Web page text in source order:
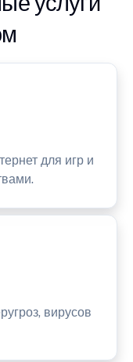
для игр и
вирусов